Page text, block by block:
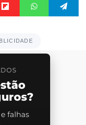
falhas